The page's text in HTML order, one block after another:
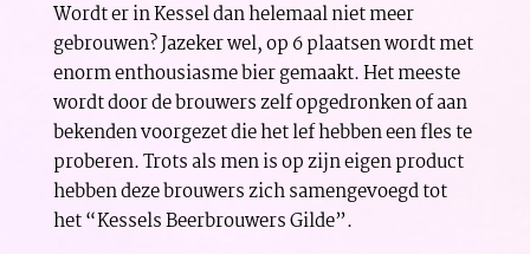
Wordt er in Kessel dan helemaal niet meer
gebrouwen? Jazeker wel, op 6 plaatsen wordt met
enorm enthousiasme bier gemaakt. Het meeste
wordt door de brouwers zelf opgedronken of aan
bekenden voorgezet die het lef hebben een fles te
proberen. Trots als men is op zijn eigen product
hebben deze brouwers zich samengevoegd tot
het “Kessels Beerbrouwers Gilde”.